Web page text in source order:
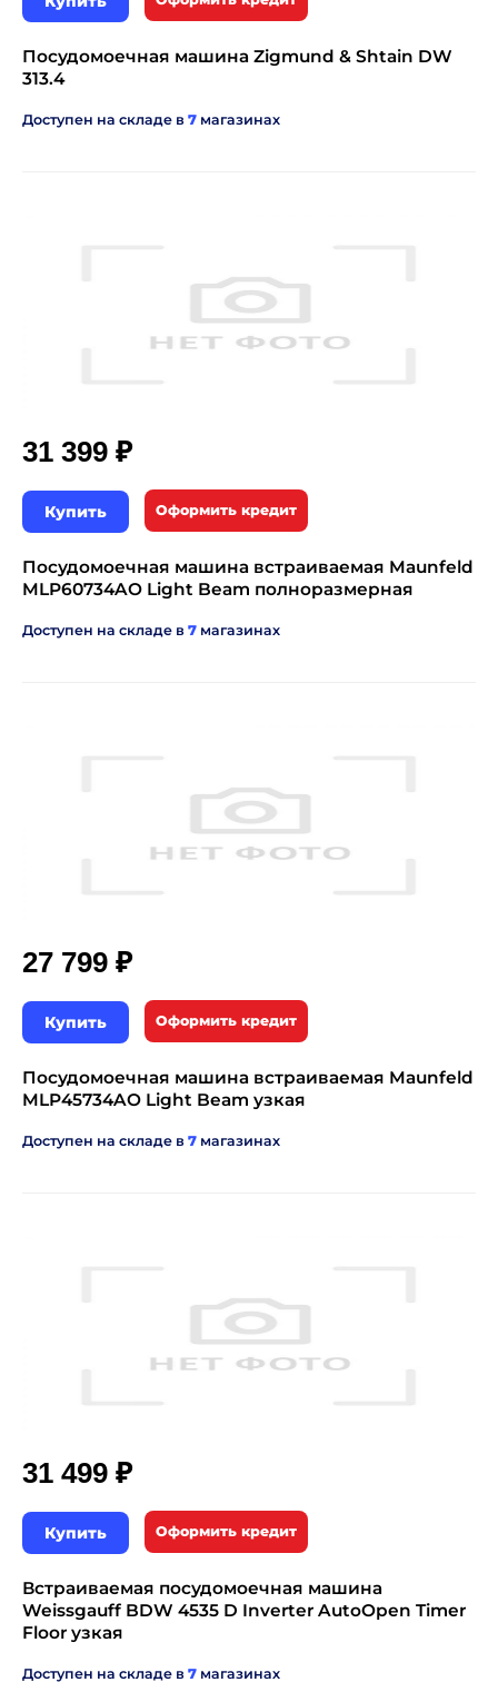
Посудомоечная машина Zigmund & Shtain DW
313.4
Доступен на складе в 7 магазинах
31 399 ₽
Купить Оформить кредит
Посудомоечная машина встраиваемая Maunfeld
MLP60734AO Light Beam полноразмерная
Доступен на складе в 7 магазинах
27 799 ₽
Купить Оформить кредит
Посудомоечная машина встраиваемая Maunfeld
MLP45734AO Light Beam узкая
Доступен на складе в 7 магазинах
31 499 ₽
Купить Оформить кредит
Встраиваемая посудомоечная машина
Weissgauff BDW 4535 D Inverter AutoOpen Timer
Floor узкая
Доступен на складе в 7 магазинах